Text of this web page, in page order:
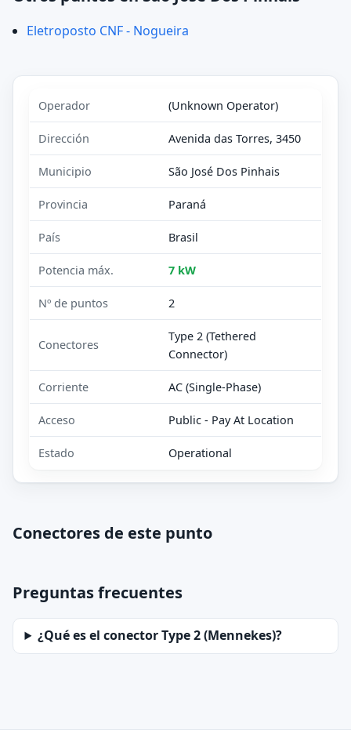
Eletroposto CNF - Nogueira
Operador (Unknown Operator)
Dirección Avenida das Torres, 3450
Municipio São José Dos Pinhais
Provincia Paraná
País Brasil
Potencia máx. 7 kW
Nº de puntos 2
Conectores
Type 2 (Tethered
Connector)
Corriente AC (Single-Phase)
Acceso Public - Pay At Location
Estado Operational
Conectores de este punto
Preguntas frecuentes
¿Qué es el conector Type 2 (Mennekes)?